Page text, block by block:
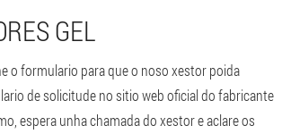
GEL
o formulario para que o noso xestor poida
de solicitude no sitio web oficial do fabricante
espera unha chamada do xestor e aclare os